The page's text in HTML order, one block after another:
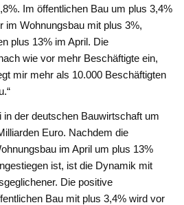
Im öffentlichen Bau um plus 3,4%
im Wohnungsbau mit plus 3%,
plus 13% im April. Die
wie vor mehr Beschäftigte ein,
mir mehr als 10.000 Beschäftigten
der deutschen Bauwirtschaft um
Euro. Nachdem die
im April um plus 13%
ist, ist die Dynamik mit
Die positive
Bau mit plus 3,4% wird vor